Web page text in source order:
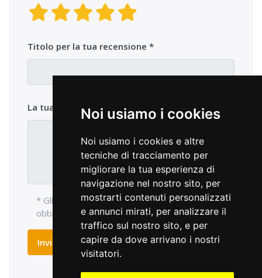
Noi usiamo i cookies
Noi usiamo i cookies e altre
tecniche di tracciamento per
migliorare la tua esperienza di
navigazione nel nostro sito, per
mostrarti contenuti personalizzati
e annunci mirati, per analizzare il
traffico sul nostro sito, e per
capire da dove arrivano i nostri
visitatori.
Titolo per la tua recensione
La tua opinione sul prodotto
* Gli elementi di ingresso con l'asterisco sono
obbligatori e devono essere compilati.
Inviare recensione